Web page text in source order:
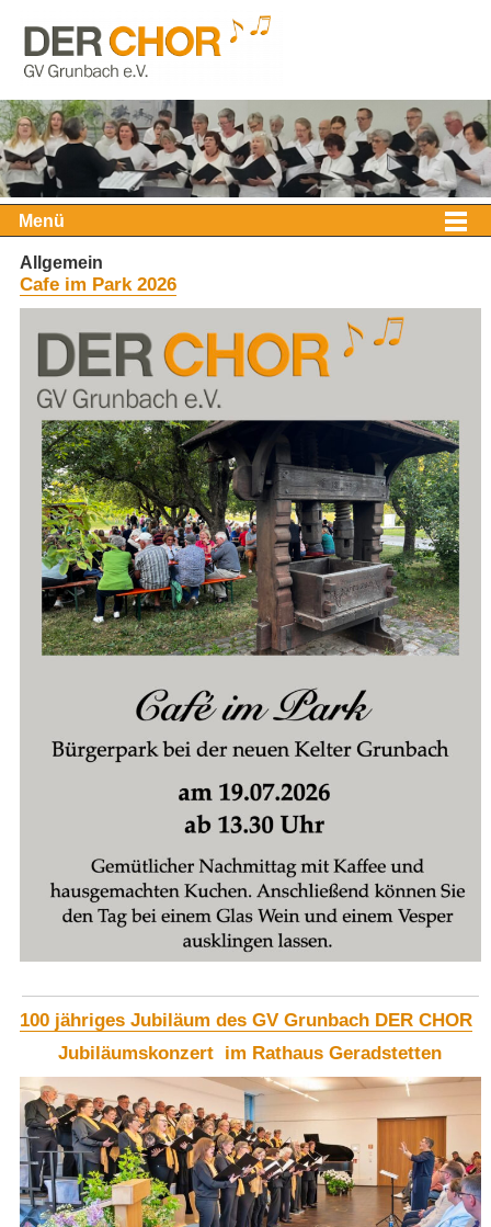
Menü
Allgemein
Cafe im Park 2026
100 jähriges Jubiläum des GV Grunbach DER CHOR
Jubiläumskonzert im Rathaus Geradstetten